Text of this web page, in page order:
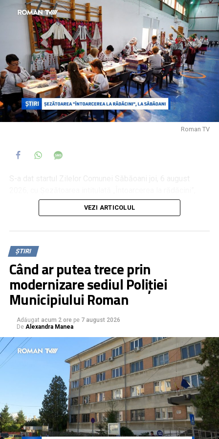
Într-un anunț pe pagina oficială, Primăria Municipiului
Roman a precizat că se închid bazinele, însă a invocat
drept motive „condițiile meteorologice nefavorabile
prognozate pentru acest sfârșit de săptămână”, „efectele
fenomenelor meteorologice înregistrate în cursul zilei de
ieri, inclusiv furtuna de nisip” și „depășiri ale unor indicatori
privind calitatea apei”, fără a face referire la bacteria
depistată în urma analizelor.
Roman TV
dedicată săbăonenilor veniți din diaspora, pentru a se
reuni cu familia și cu prietenii rămași în comunitate.
pregătite pentru cei care au trecut pragul șezătorii.
VEZI ARTICOLUL
ȘTIRI
Când ar putea trece prin
modernizare sediul Poliției
Municipiului Roman
Adăugat acum 2 ore pe 7 august 2026
De Alexandra Manea